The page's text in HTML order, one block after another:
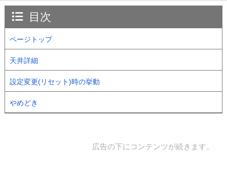
目次
ページトップ
天井詳細
設定変更(リセット)時の挙動
やめどき
広告の下にコンテンツが続きます。